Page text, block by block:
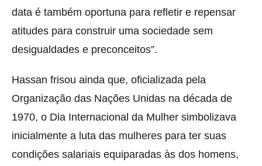
data é também oportuna para refletir e repensar
atitudes para construir uma sociedade sem
desigualdades e preconceitos”.
Hassan frisou ainda que, oficializada pela
Organização das Nações Unidas na década de
1970, o Dia Internacional da Mulher simbolizava
inicialmente a luta das mulheres para ter suas
condições salariais equiparadas às dos homens,